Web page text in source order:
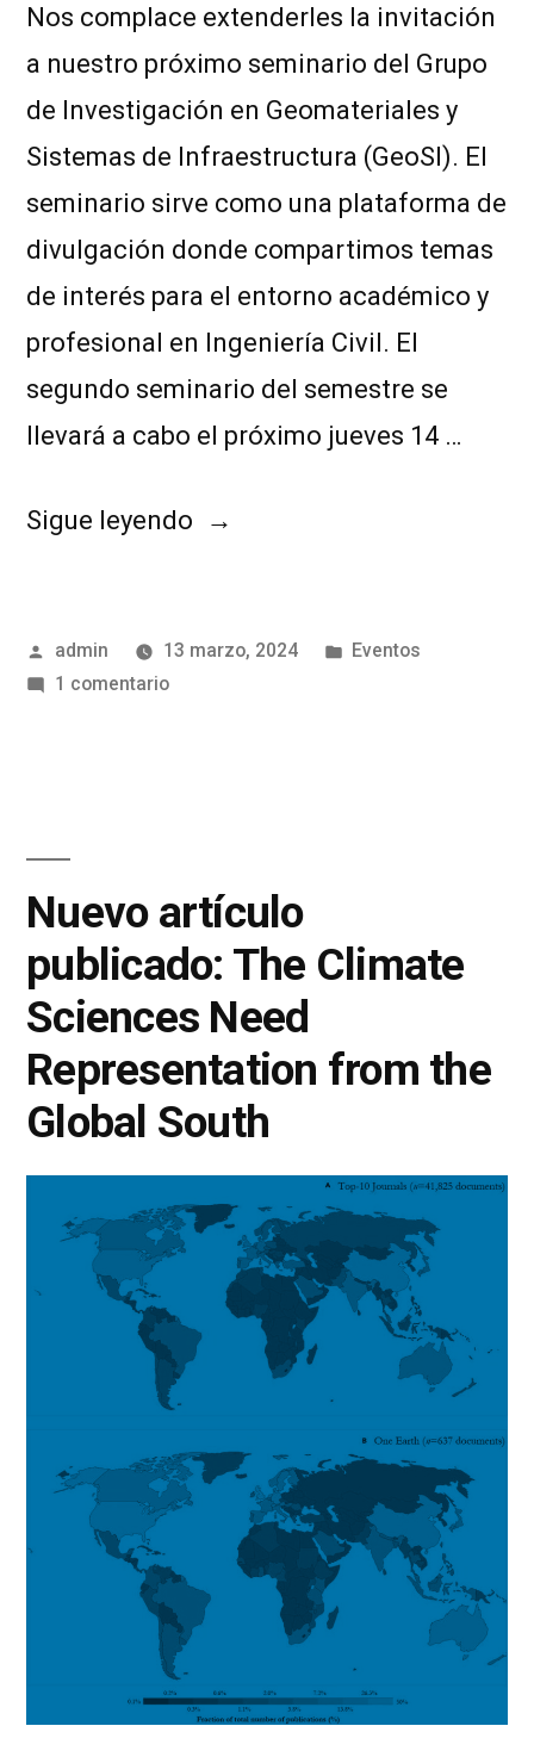
Nos complace extenderles la invitación
a nuestro próximo seminario del Grupo
de Investigación en Geomateriales y
Sistemas de Infraestructura (GeoSI). El
seminario sirve como una plataforma de
divulgación donde compartimos temas
de interés para el entorno académico y
profesional en Ingeniería Civil. El
segundo seminario del semestre se
llevará a cabo el próximo jueves 14 …
Sigue leyendo
admin 13 marzo, 2024
Eventos
1 comentario
Nuevo artículo
publicado: The Climate
Sciences Need
Representation from the
Global South